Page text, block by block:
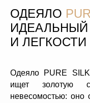
ОДЕЯЛО
И ЛЕГКОСТИ
Одеяло PURE
ищет золотую
невесомостью: оно